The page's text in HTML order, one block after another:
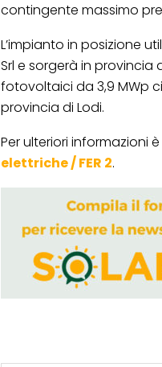
contingente massimo
L’impianto in posizione
Srl e sorgerà in provincia
fotovoltaici da 3,9 MWp
provincia di Lodi.
Per ulteriori informazioni
elettriche / FER 2.